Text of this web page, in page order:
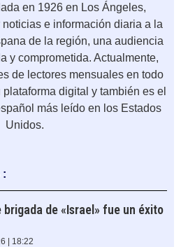
en 1926 en Los Ángeles,
e información diaria a la
de la región, una audiencia
y comprometida. Actualmente,
de lectores mensuales en todo
digital y también es el
más leído en los Estados
Unidos.
:
de «Israel» fue un éxito
| 18:22